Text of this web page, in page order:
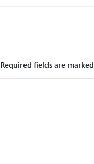
Required fields are marked